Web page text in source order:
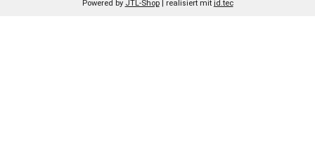
Powered by JTL-Shop | realisiert mit jd.tec